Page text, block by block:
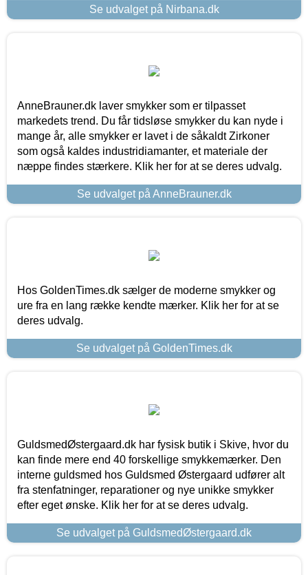
Se udvalget på Nirbana.dk
AnneBrauner.dk laver smykker som er tilpasset
markedets trend. Du får tidsløse smykker du kan nyde i
mange år, alle smykker er lavet i de såkaldt Zirkoner
som også kaldes industridiamanter, et materiale der
næppe findes stærkere. Klik her for at se deres udvalg.
Se udvalget på AnneBrauner.dk
Hos GoldenTimes.dk sælger de moderne smykker og
ure fra en lang række kendte mærker. Klik her for at se
deres udvalg.
Se udvalget på GoldenTimes.dk
GuldsmedØstergaard.dk har fysisk butik i Skive, hvor du
kan finde mere end 40 forskellige smykkemærker. Den
interne guldsmed hos Guldsmed Østergaard udfører alt
fra stenfatninger, reparationer og nye unikke smykker
efter eget ønske. Klik her for at se deres udvalg.
Se udvalget på GuldsmedØstergaard.dk